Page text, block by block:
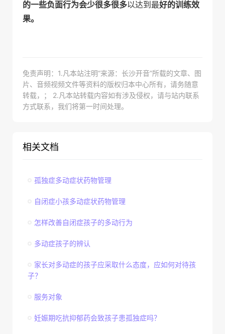
的一些负面行为会少很多很多以达到最好的训 练效
果。
免责声明：1.凡本站注明“来源：长沙开音”所载的文章、图
片、音频视频文件等资料的版权归本中心所有，请务随意
转载，； 2.凡本站转载内容如有涉及侵权，请与站内联系
方式联系，我们将第一时间处理。
相关文档
孤独症多动症状药物管理
自闭症小孩多动症状药物管理
怎样改善自闭症孩子的多动行为
多动症孩子的辨认
家长对多动症的孩子应采取什么态度，应如何对待孩
子？
服务对象
妊娠期吃抗抑郁药会致孩子患孤独症吗？